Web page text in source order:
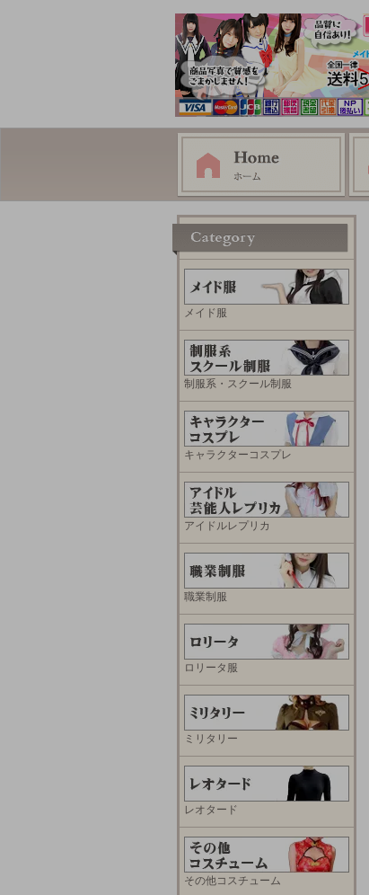
メイド服
制服系・スクール制服
キャラクターコスプレ
アイドルレプリカ
職業制服
ロリータ服
ミリタリー
レオタード
その他コスチューム